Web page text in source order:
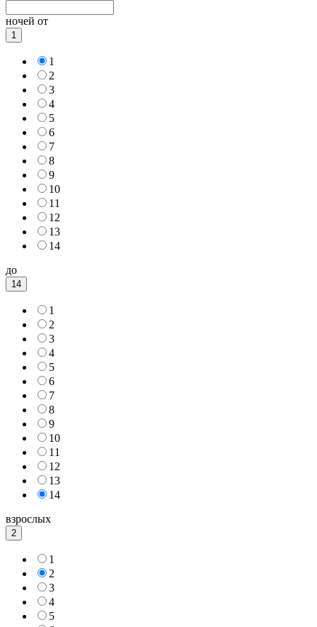
ночей от
1
1
2
3
4
5
6
7
8
9
10
11
12
13
14
до
14
1
2
3
4
5
6
7
8
9
10
11
12
13
14
взрослых
2
1
2
3
4
5